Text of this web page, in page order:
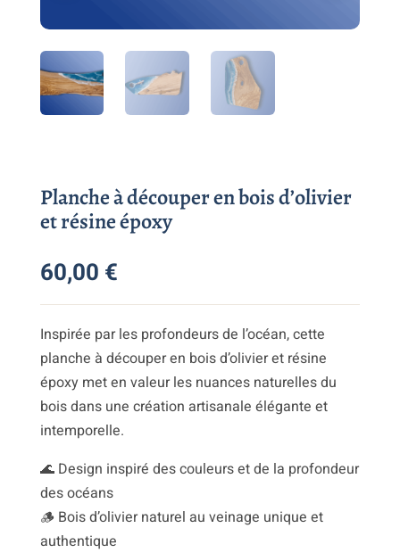
Planche à découper en bois d’olivier
et résine époxy
60,00 €
Inspirée par les profondeurs de l’océan, cette
planche à découper en bois d’olivier et résine
époxy met en valeur les nuances naturelles du
bois dans une création artisanale élégante et
intemporelle.
🌊 Design inspiré des couleurs et de la profondeur
des océans
🪵 Bois d’olivier naturel au veinage unique et
authentique